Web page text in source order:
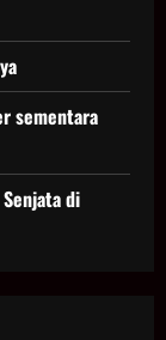
sementara
di